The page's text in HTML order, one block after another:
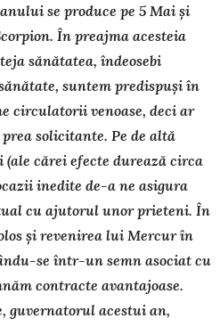
se produce pe 5 Mai și
În preajma acesteia
sănătatea, îndeosebi
suntem predispuși în
circulatorii venoase, deci ar
solicitante. Pe de altă
cărei efecte durează circa
inedite de-a ne asigura
cu ajutorul unor prieteni. În
și revenirea lui Mercur în
se într-un semn asociat cu
contracte avantajoase.
guvernatorul acestui an,